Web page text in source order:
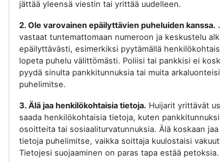
jättää yleensä viestin tai yrittää uudelleen.
2. Ole varovainen epäilyttävien puheluiden kanssa.
vastaat tuntemattomaan numeroon ja keskustelu
epäilyttävästi, esimerkiksi pyytämällä
lopeta puhelu välittömästi. Poliisi tai pankkisi ei
pyydä sinulta pankkitunnuksia tai muita
puhelimitse.
3. Älä jaa henkilökohtaisia tietoja. Huijarit yrittävät
saada henkilökohtaisia tietoja, kuten
osoitteita tai sosiaaliturvatunnuksia. Älä koskaan
tietoja puhelimitse, vaikka soittaja kuulostaisi
Tietojesi suojaaminen on paras tapa estää petoksia.